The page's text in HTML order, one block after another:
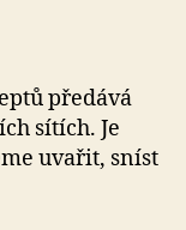
předává
sítích. Je
uvařit, sníst